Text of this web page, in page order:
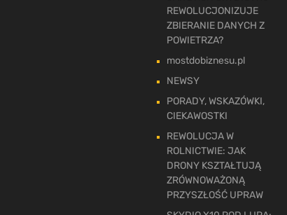
REWOLUCJONIZUJE
ZBIERANIE DANYCH Z
POWIETRZA?
mostdobiznesu.pl
NEWSY
PORADY, WSKAZÓWKI,
CIEKAWOSTKI
REWOLUCJA W
ROLNICTWIE: JAK
DRONY KSZTAŁTUJĄ
ZRÓWNOWAŻONĄ
PRZYSZŁOŚĆ UPRAW